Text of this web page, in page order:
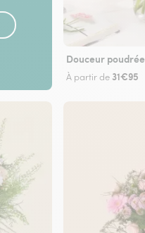
Douceur poudrée
À partir de 31€95